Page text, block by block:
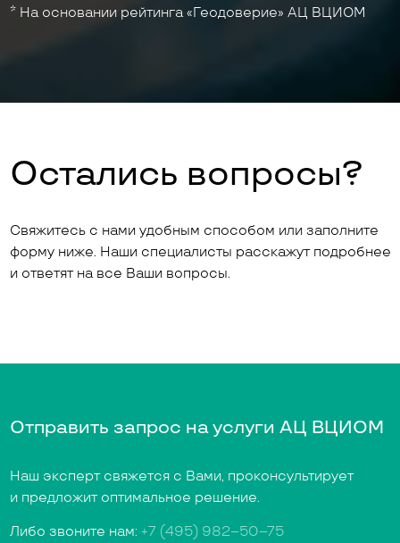
* На основании рейтинга «Геодоверие» АЦ ВЦИОМ
Остались вопросы?
Свяжитесь с нами удобным способом или заполните
форму ниже. Наши специалисты расскажут подробнее
и ответят на все Ваши вопросы.
Отправить запрос на услуги АЦ ВЦИОМ
Наш эксперт свяжется с Вами, проконсультирует
и предложит оптимальное решение.
Либо звоните нам: +7 (495) 982–50–75